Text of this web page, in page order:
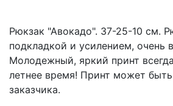
Рюкзак "Авокадо". 37-25-10 см.
подкладкой и усилением, очень
Молодежный, яркий принт
летнее время! Принт может
заказчика.